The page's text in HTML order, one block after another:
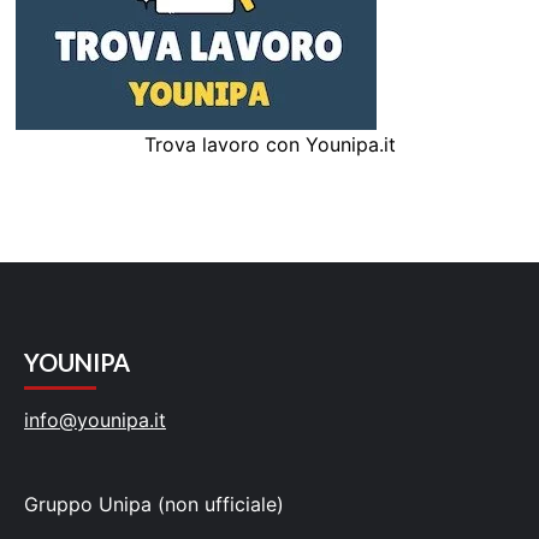
Trova lavoro con Younipa.it
YOUNIPA
info@younipa.it
Gruppo Unipa (non ufficiale)